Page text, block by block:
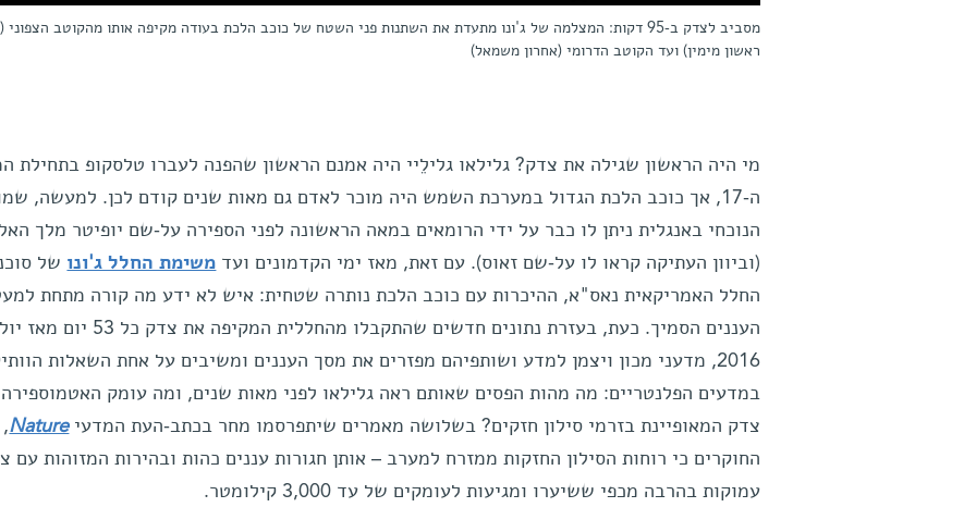
מסביב לצדק ב-95 דקות: המצלמה של ג'ונו מתעדת את השתנות פני השטח של כוכב הלכת בעודה מקיפה אותו מהקוטב הצפוני
ראשון מימין) ועד הקוטב הדרומי (אחרון משמאל)
מי היה הראשון שגילה את צדק? גלילאו גלילֵיי היה אמנם הראשון שהפנה לעברו טלסקופ בתחילת
ה-17, אך כוכב הלכת הגדול במערכת השמש היה מוכר לאדם גם מאות שנים קודם לכן. למעשה,
הנוכחי באנגלית ניתן לו כבר על ידי הרומאים במאה הראשונה לפני הספירה על-שם יופיטר מלך
(וביוון העתיקה קראו לו על-שם זאוס). עם זאת, מאז ימי הקדמונים ועד משימת החלל ג'ונו של
החלל האמריקאית נאס"א, ההיכרות עם כוכב הלכת נותרה שטחית: איש לא ידע מה קורה מתחת
העננים הסמיך. כעת, בעזרת נתונים חדשים שהתקבלו מהחללית המקיפה את צדק כל 53
2016, מדעני מכון ויצמן למדע ושותפיהם מפזרים את מסך העננים ומשיבים על אחת השאלות
במדעים הפלנטריים: מה מהות הפסים שאותם ראה גלילאו לפני מאות שנים, ומה עומק
צדק המאופיינת בזרמי סילון חזקים? בשלושה מאמרים שיתפרסמו מחר בכתב-העת המדעיNature
החוקרים כי רוחות הסילון החזקות ממזרח למערב – אותן חגורות עננים כהות ובהירות המזוהות עם
עמוקות בהרבה מכפי ששיערו ומגיעות לעומקים של עד 3,000 קילומטר.